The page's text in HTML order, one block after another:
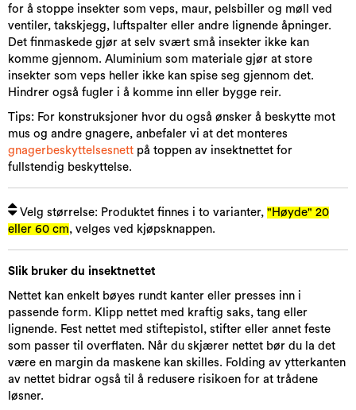
for å stoppe insekter som veps, maur, pelsbiller og møll ved
ventiler, takskjegg, luftspalter eller andre lignende åpninger.
Det finmaskede gjør at selv svært små insekter ikke kan
komme gjennom. Aluminium som materiale gjør at store
insekter som veps heller ikke kan spise seg gjennom det.
Hindrer også fugler i å komme inn eller bygge reir.
Tips: For konstruksjoner hvor du også ønsker å beskytte mot
mus og andre gnagere, anbefaler vi at det monteres
gnagerbeskyttelsesnett på toppen av insektnettet for
fullstendig beskyttelse.
Velg størrelse: Produktet finnes i to varianter, "Høyde" 20
eller 60 cm, velges ved kjøpsknappen.
Slik bruker du insektnettet
Nettet kan enkelt bøyes rundt kanter eller presses inn i
passende form. Klipp nettet med kraftig saks, tang eller
lignende. Fest nettet med stiftepistol, stifter eller annet feste
som passer til overflaten. Når du skjærer nettet bør du la det
være en margin da maskene kan skilles. Folding av ytterkanten
av nettet bidrar også til å redusere risikoen for at trådene
løsner.